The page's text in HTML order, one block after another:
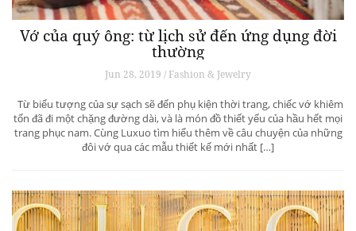
Vớ của quý ông: từ lịch sử đến ứng dụng đời
thường
Jun 28, 2019 / Fashion & Jewelry
Từ biểu tượng của sự sạch sẽ đến phụ kiện thời trang, chiếc vớ khiêm
tốn đã đi một chặng đường dài, và là món đồ thiết yếu của hầu hết mọi
trang phục nam. Cùng Luxuo tìm hiểu thêm về câu chuyện của những
đôi vớ qua các mẫu thiết kế mới nhất […]